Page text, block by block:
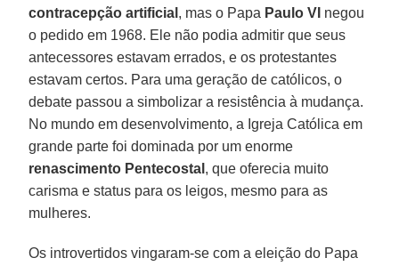
contracepção artificial , mas o Papa Paulo VI negou
o pedido em 1968. Ele não podia admitir que seus
antecessores estavam errados, e os protestantes
estavam certos. Para uma geração de católicos, o
debate passou a simbolizar a resistência à mudança.
No mundo em desenvolvimento, a Igreja Católica em
grande parte foi dominada por um enorme
renascimento Pentecostal , que oferecia muito
carisma e status para os leigos, mesmo para as
mulheres.
Os introvertidos vingaram-se com a eleição do Papa